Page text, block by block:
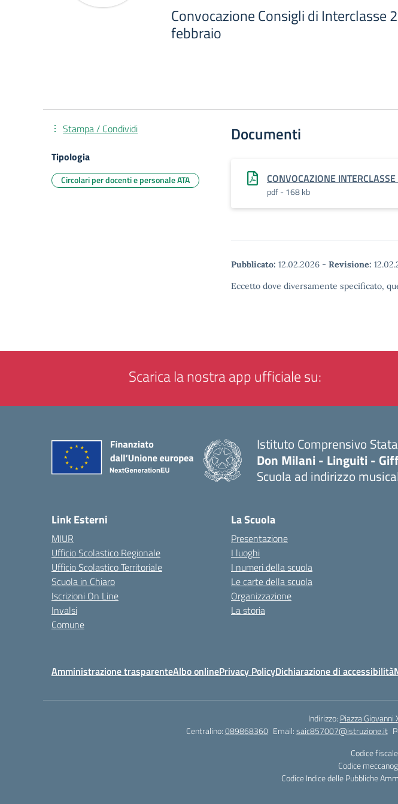
Convocazione Consigli di Interclasse
febbraio
Documenti
CONVOCAZIONE
pdf - 168 kb
Pubblicato: 12.02.2026 - Revisione:
Eccetto dove diversamente specificato,
Stampa / Condividi
Tipologia
Circolari per docenti e personale ATA
Scarica la nostra app ufficiale su:
Istituto Comprensivo
Don Milani - Linguiti -
Scuola ad indirizzo
Link Esterni
MIUR
Ufficio Scolastico Regionale
Ufficio Scolastico Territoriale
Scuola in Chiaro
Iscrizioni On Line
Invalsi
Comune
La Scuola
Presentazione
I luoghi
I numeri della scuola
Le carte della scuola
Organizzazione
La storia
Amministrazione trasparenteAlbo onlinePrivacy PolicyDichiarazione di accessibilità
Indirizzo: Piazza Giovanni
Centralino:089868360 Email:saic857007@istruzione.it
Codice
Codice
Codice Indice delle Pubbliche